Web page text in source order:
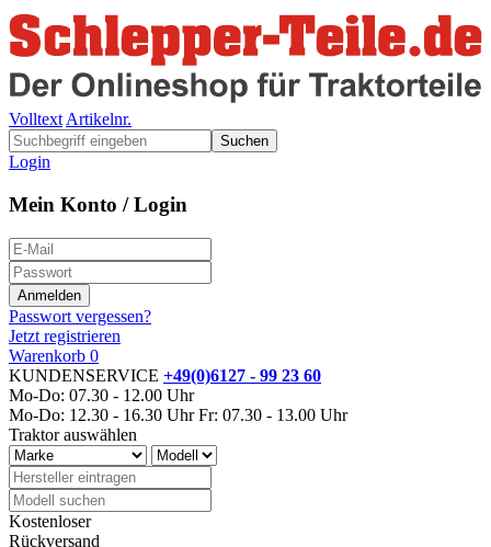
Volltext Artikelnr.
Suchen
Login
Mein Konto / Login
Passwort vergessen?
Jetzt registrieren
Warenkorb 0
KUNDENSERVICE +49(0)6127 - 99 23 60
Mo-Do: 07.30 - 12.00 Uhr
Mo-Do: 12.30 - 16.30 Uhr Fr: 07.30 - 13.00 Uhr
Traktor auswählen
Kostenloser
Rückversand